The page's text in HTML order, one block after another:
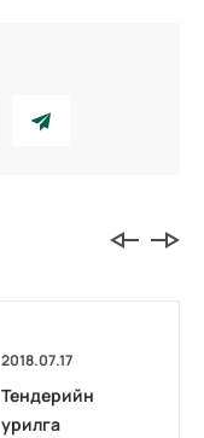
2018.07.17
Тендерийн
урилга